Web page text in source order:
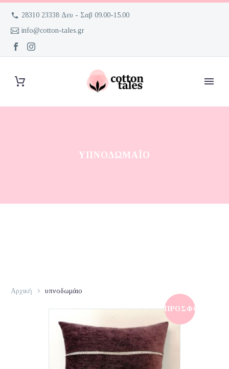
28310 23338 Δευ - Σαβ 09.00-15.00
info@cotton-tales.gr
ΥΠΝΟΔΩΜΆΙΟ
Αρχική υπνοδωμάιο
ΠΡΟΣΦΟΡΆ!